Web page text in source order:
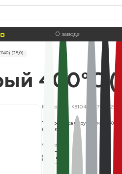
О заводе
(25,0)
400°С
Код товара: K8104400704025
Термостойкая грунт-эмаль
(25,0кг)
Фасовка:
25 кг